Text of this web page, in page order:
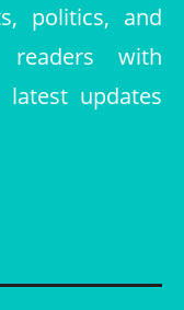
politics, and
readers with
updates